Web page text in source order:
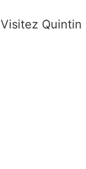
Visitez Quintin